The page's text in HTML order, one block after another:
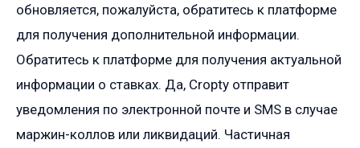
обновляется, пожалуйста, обратитесь к платформе
для получения дополнительной информации.
Обратитесь к платформе для получения актуальной
информации о ставках. Да, Cropty отправит
уведомления по электронной почте и SMS в случае
маржин-коллов или ликвидаций. Частичная